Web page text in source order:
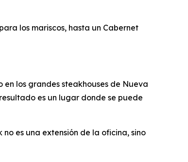
los mariscos, hasta un Cabernet
los grandes steakhouses de Nueva
es un lugar donde se puede
es una extensión de la oficina, sino